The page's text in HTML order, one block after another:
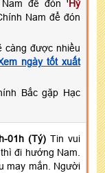
để đón 'Hỷ
Nam để đón
càng được nhiều
ngày tốt xuất
Bắc gặp Hạc
01h (Tý) Tin vui
đi hướng Nam.
may mắn. Người